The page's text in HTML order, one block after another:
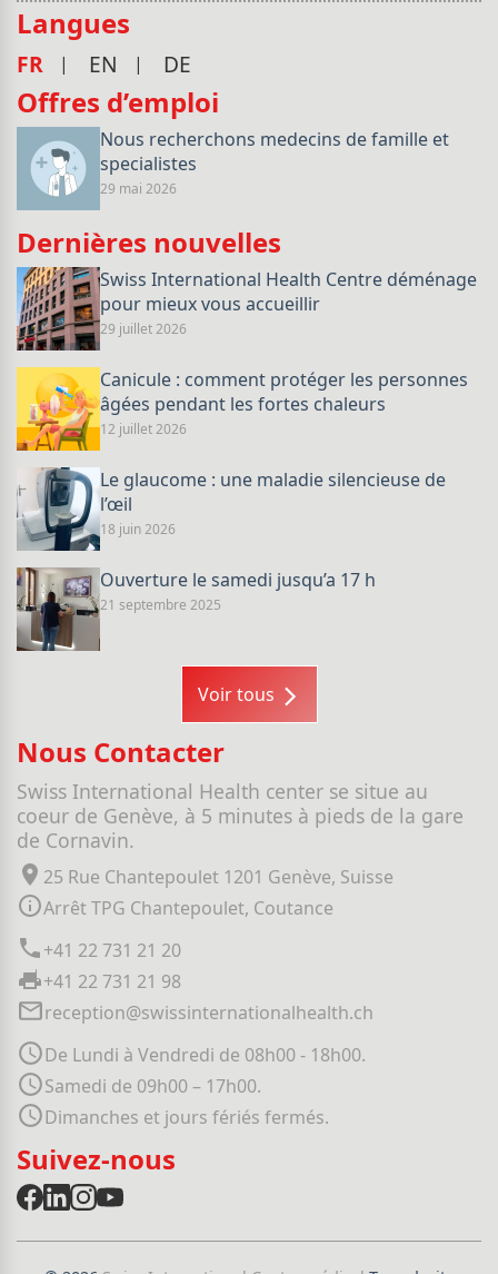
Langues
FR EN DE
Offres d’emploi
Nous recherchons medecins de famille et
specialistes
29 mai 2026
Dernières nouvelles
Swiss International Health Centre déménage
pour mieux vous accueillir
29 juillet 2026
Canicule : comment protéger les personnes
âgées pendant les fortes chaleurs
12 juillet 2026
Le glaucome : une maladie silencieuse de
l’œil
18 juin 2026
Ouverture le samedi jusqu’a 17 h
21 septembre 2025
Voir tous
Nous Contacter
Swiss International Health center se situe au
coeur de Genève, à 5 minutes à pieds de la gare
de Cornavin.
25 Rue Chantepoulet 1201 Genève, Suisse
Arrêt TPG Chantepoulet, Coutance
+41 22 731 21 20
+41 22 731 21 98
reception@swissinternationalhealth.ch
De Lundi à Vendredi de 08h00 - 18h00.
Samedi de 09h00 – 17h00.
Dimanches et jours fériés fermés.
Suivez-nous